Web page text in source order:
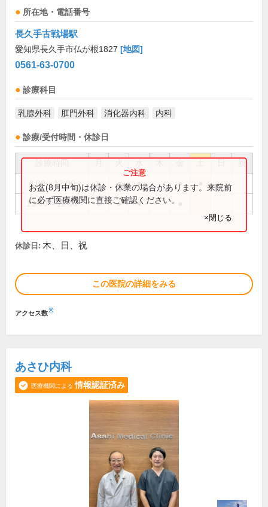
所在地・電話番号
長久手古戦場駅
愛知県長久手市仏が根1827 [地図]
0561-63-0700
診療科目
乳腺外科 肛門外科 消化器内科 内科
診療/受付時間・休診日
祝
9:00～12:00 ● ● ● ●
16:00～19:00 ● ● ●
お盆(8月中旬)は休診・休業の場合があります。来院前
に必ず医療機関に直接ご確認ください。
×閉じる
休診日: 木、日、祝
この医院の詳細をみる
アクセス数※
あさひ内科
医療機関による 情報認証済み